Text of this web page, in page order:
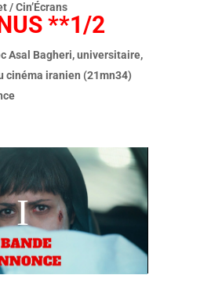
/ Cin’Écrans
**1/2
Asal Bagheri, universitaire,
cinéma iranien (21mn34)